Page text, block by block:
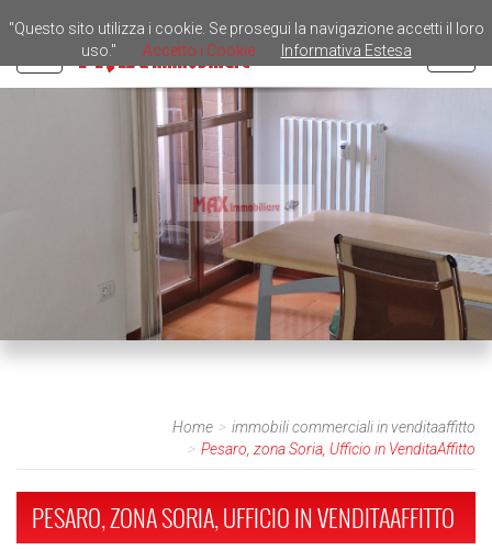
"Questo sito utilizza i cookie. Se prosegui la navigazione accetti il loro
uso."
Accetto i Cookie Informativa Estesa
Home
immobili commerciali in venditaaffitto
Pesaro, zona Soria, Ufficio in VenditaAffitto
PESARO, ZONA SORIA, UFFICIO IN VENDITAAFFITTO